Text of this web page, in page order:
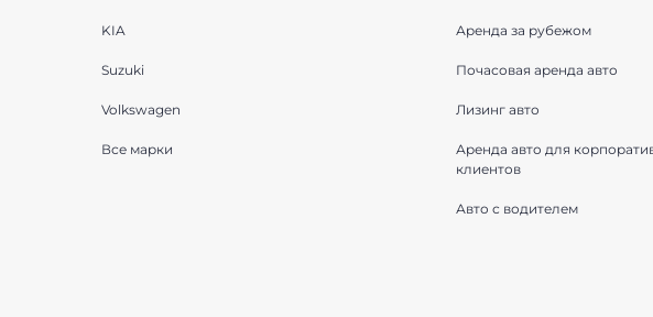
KIA
Suzuki
Volkswagen
Все марки
Аренда за рубежом
Почасовая аренда авто
Лизинг авто
Аренда авто для
клиентов
Авто с водителем